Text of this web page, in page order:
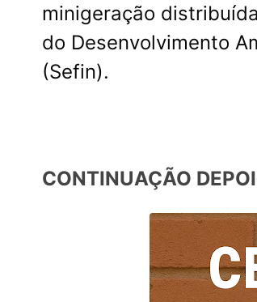
minigeração
do Desenvolvimento
(Sefin).
CONTINUAÇÃO